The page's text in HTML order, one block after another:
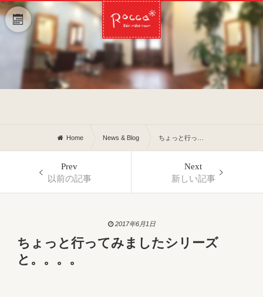
Home News & Blog ちょっと行ってみましたシリーズと。。。。
Prev
以前の記事
Next
新しい記事
2017年6月1日
ちょっと行ってみましたシリーズ
と。。。。